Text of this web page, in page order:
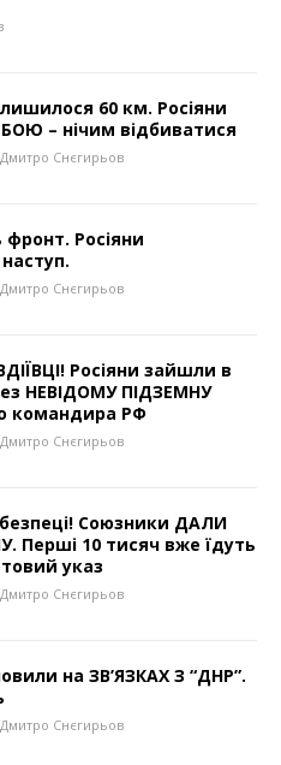
60 км. Росіяни
– нічим відбиватися
Дмитро Снєгирьов
фронт. Росіяни
Дмитро Снєгирьов
Росіяни зайшли в
НЕВІДОМУ ПІДЗЕМНУ
командира РФ
Дмитро Снєгирьов
Союзники ДАЛИ
Перші 10 тисяч вже їдуть
указ
Дмитро Снєгирьов
на ЗВ’ЯЗКАХ З “ДНР”.
Дмитро Снєгирьов